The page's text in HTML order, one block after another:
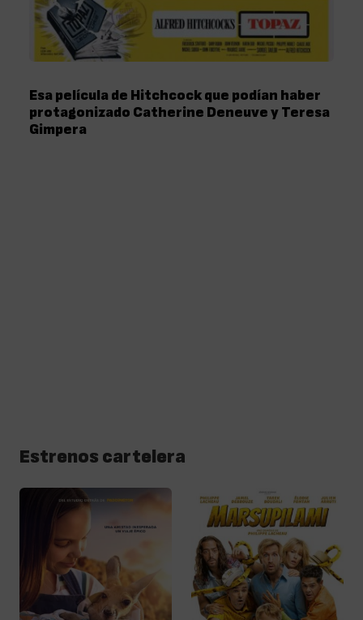
Esa película de Hitchcock que podían haber
protagonizado Catherine Deneuve y Teresa
Gimpera
Estrenos cartelera